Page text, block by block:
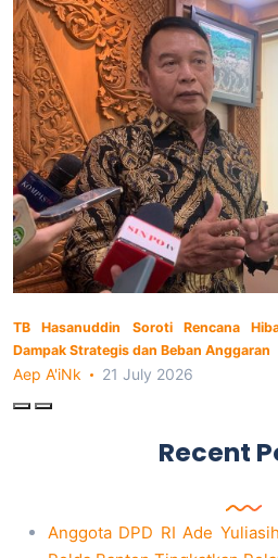
TB Hasanuddin Soroti Rencana
Dampak Strategis dan Beban Anggaran
Aep A'iNk 21 July 2026
Recent
Anggota DPD RI Ade